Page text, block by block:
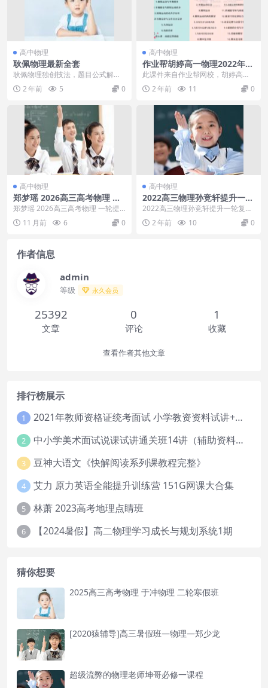
高中物理
耿佩物理最新全套
耿佩物理独创技法，题目公式解
决。
2 年前 5 0
高中物理
作业帮胡婷高一物理2022年寒
假尖端班课程
此课件来自作业帮网校，胡婷高一
物理2022年寒假尖端班课程。此课
件主要知识点包括...
2 年前 11 0
高中物理
郑梦瑶 2026高三高考物理 一
轮提升暑假班
郑梦瑶 2026高三高考物理 一轮提
升暑假班，郑梦瑶 2026高三高考物
理 一轮...
11 月前 6 0
高中物理
2022高三物理孙竞轩提升一轮
复习
2022高三物理孙竞轩提升一轮复习
目录：2022高三物理孙竞轩提升暑
假班2、大招...
2 年前 10 0
作者信息
admin
等级 永久会员
25392
文章
0
评论
1
收藏
查看作者其他文章
排行榜展示
1 2021年教师资格证统考面试 小学教资资料试讲+答辩
2 中小学美术面试说课试讲通关班14讲（辅助资料第一套）
3 豆神大语文《快解阅读系列课教程完整》
4 艾力 原力英语全能提升训练营 151G网课大合集
5 林萧 2023高考地理点睛班
6 【2024暑假】高二物理学习成长与规划系统1期
猜你想要
2025高三高考物理 于冲物理 二轮寒假班
[2020猿辅导]高三暑假班—物理—郑少龙
超级流弊的物理老师坤哥必修一课程